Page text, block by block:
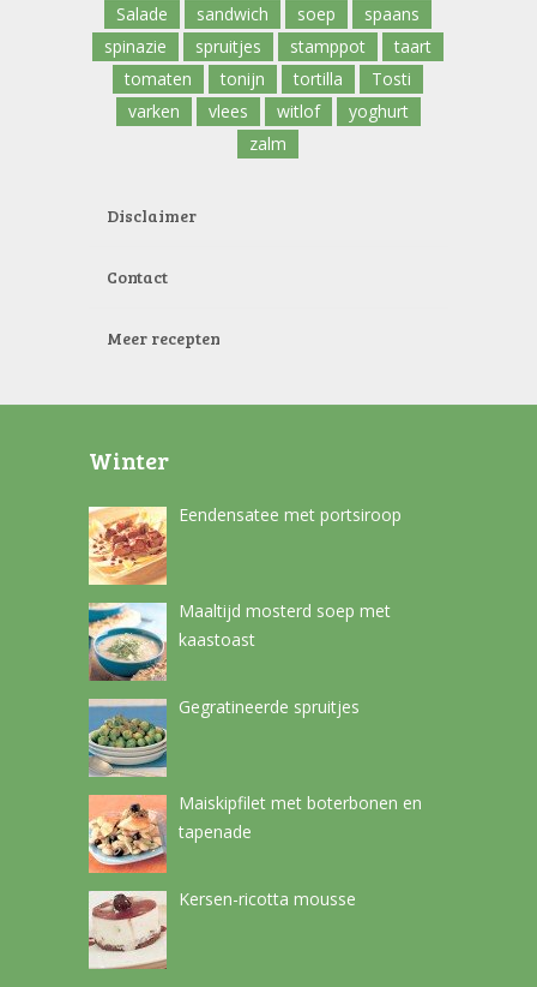
Salade
sandwich soep
spaans
spinazie
spruitjes stamppot
taart
tomaten
tonijn tortilla
Tosti
varken
vlees witlof
yoghurt
zalm
Disclaimer
Contact
Meer recepten
Winter
Eendensatee met portsiroop
Maaltijd mosterd soep met
kaastoast
Gegratineerde spruitjes
Maiskipfilet met boterbonen en
tapenade
Kersen-ricotta mousse